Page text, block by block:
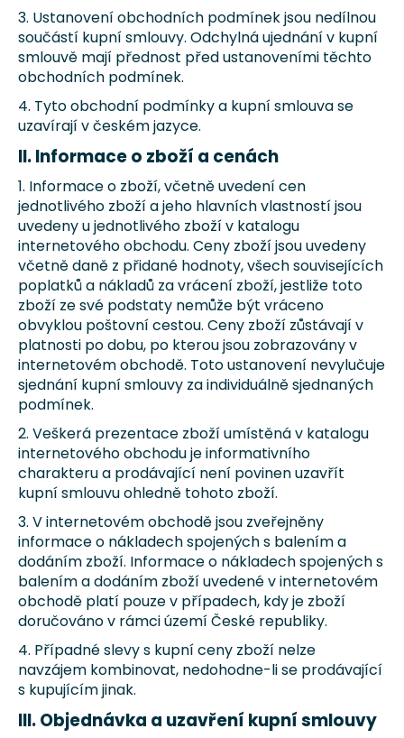
3. Ustanovení obchodních podmínek jsou nedílnou
součástí kupní smlouvy. Odchylná ujednání v kupní
smlouvě mají přednost před ustanoveními těchto
obchodních podmínek.
4. Tyto obchodní podmínky a kupní smlouva se
uzavírají v českém jazyce.
II. Informace o zboží a cenách
1. Informace o zboží, včetně uvedení cen
jednotlivého zboží a jeho hlavních vlastností jsou
uvedeny u jednotlivého zboží v katalogu
internetového obchodu. Ceny zboží jsou uvedeny
včetně daně z přidané hodnoty, všech souvisejících
poplatků a nákladů za vrácení zboží, jestliže toto
zboží ze své podstaty nemůže být vráceno
obvyklou poštovní cestou. Ceny zboží zůstávají v
platnosti po dobu, po kterou jsou zobrazovány v
internetovém obchodě. Toto ustanovení nevylučuje
sjednání kupní smlouvy za individuálně sjednaných
podmínek.
2. Veškerá prezentace zboží umístěná v katalogu
internetového obchodu je informativního
charakteru a prodávající není povinen uzavřít
kupní smlouvu ohledně tohoto zboží.
3. V internetovém obchodě jsou zveřejněny
informace o nákladech spojených s balením a
dodáním zboží. Informace o nákladech spojených s
balením a dodáním zboží uvedené v internetovém
obchodě platí pouze v případech, kdy je zboží
doručováno v rámci území České republiky.
4. Případné slevy s kupní ceny zboží nelze
navzájem kombinovat, nedohodne-li se prodávající
s kupujícím jinak.
III. Objednávka a uzavření kupní smlouvy
D
o
p
r
u
č
j
e
m
e
AUTOSEDAČKA
PRO
PSA
"DÁM
SI
CHRUPKU
VUITTON"
PINK
CHRÁPÁTKO®
3
051
Kč
Původně:
3
390
Kč